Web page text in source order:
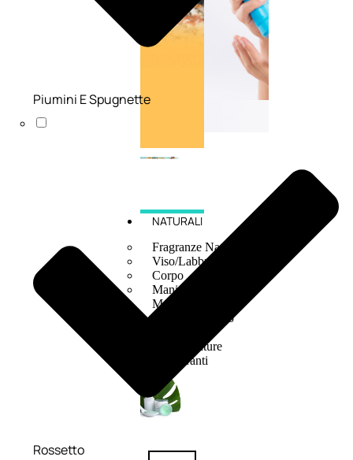
NATURALI
Fragranze Nature
Viso/Labbra/Occhi Nature
Corpo
Mani
Maschera Nature
Trattamenti Viso
Bagno Nature
Deodoranti
Piumini E Spugnette
Rossetto